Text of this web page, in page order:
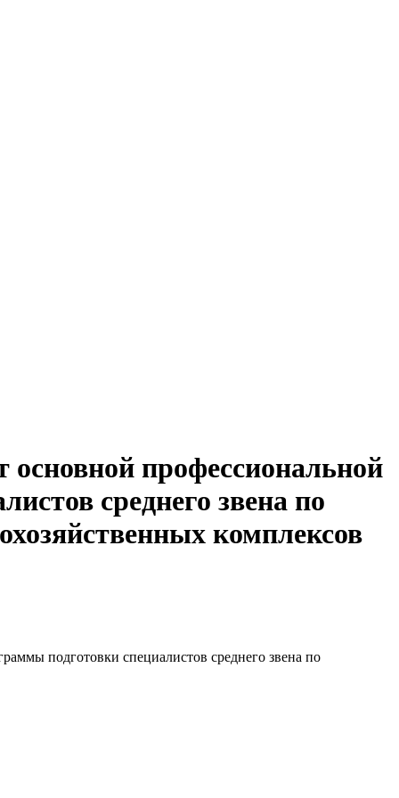
профессиональной
среднего звена по
комплексов
подготовки специалистов среднего звена по